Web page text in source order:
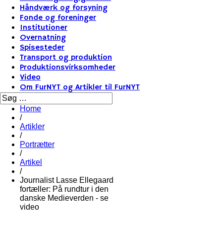
Håndværk og forsyning
Fonde og foreninger
Institutioner
Overnatning
Spisesteder
Transport og produktion
Produktionsvirksomheder
Video
Om FurNYT og Artikler til FurNYT
Home
/
Artikler
/
Portrætter
/
Artikel
/
Journalist Lasse Ellegaard
fortæller: På rundtur i den
danske Medieverden - se
video